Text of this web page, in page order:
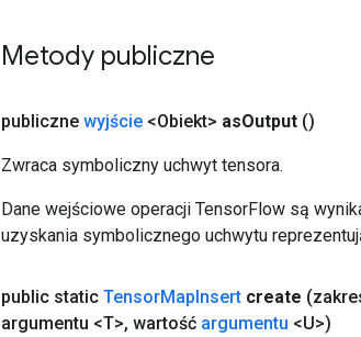
Metody publiczne
publiczne wyjście <Obiekt> asOutput ()
Zwraca symboliczny uchwyt tensora.
Dane wejściowe operacji TensorFlow są
uzyskania symbolicznego uchwytu
public static TensorMapInsert create
argumentu <T>, wartość argumentu <U>)